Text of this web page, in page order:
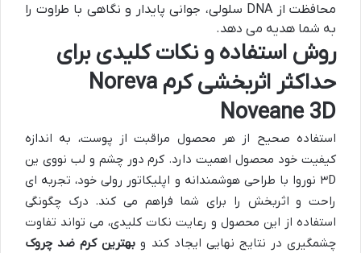
محافظت از DNA سلولی، جوانی پایدار و نگاهی با طراوت را
به شما هدیه می دهد.
روش استفاده و نکات کلیدی برای
حداکثر اثربخشی کرم Noreva
Noveane 3D
استفاده صحیح از هر محصول مراقبت از پوست، به اندازه
کیفیت خود محصول اهمیت دارد. کرم دور چشم و لب نووی ین
۳D نوروا با طراحی هوشمندانه و اپلیکاتور رولی خود، تجربه ای
راحت و اثربخش را برای شما فراهم می کند. درک چگونگی
استفاده از این محصول و رعایت نکات کلیدی، می تواند تفاوت
چشمگیری در نتایج نهایی ایجاد کند و بهترین کرم ضد چروک